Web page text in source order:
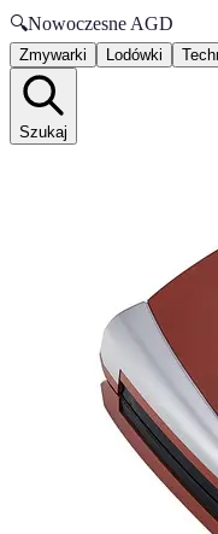
🔍Nowoczesne AGD
Zmywarki Lodówki
Szukaj